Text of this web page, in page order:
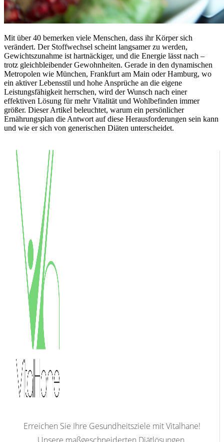
Mit über 40 bemerken viele Menschen, dass ihr Körper sich
verändert. Der Stoffwechsel scheint langsamer zu werden,
Gewichtszunahme ist hartnäckiger, und die Energie lässt nach –
trotz gleichbleibender Gewohnheiten. Gerade in den dynamischen
Metropolen wie München, Frankfurt am Main oder Hamburg, wo
ein aktiver Lebensstil und hohe Ansprüche an die eigene
Leistungsfähigkeit herrschen, wird der Wunsch nach einer
effektiven Lösung für mehr Vitalität und Wohlbefinden immer
größer. Dieser Artikel beleuchtet, warum ein persönlicher
Ernährungsplan die Antwort auf diese Herausforderungen sein kann
und wie er sich von generischen Diäten unterscheidet.
Erreichen Sie Ihre Gesundheitsziele mit Vitalhane!